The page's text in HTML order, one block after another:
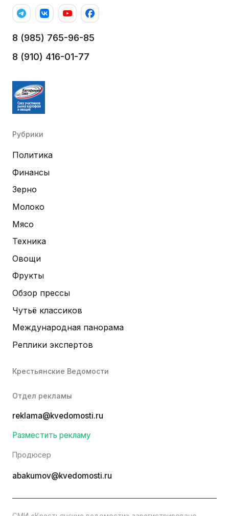
8 (985) 765-96-85
8 (910) 416-01-77
Рубрики
Политика
Финансы
Зерно
Молоко
Мясо
Техника
Овощи
Фрукты
Обзор прессы
Чутьё классиков
Международная панорама
Реплики экспертов
Крестьянские Ведомости
Отдел рекламы
reklama@kvedomosti.ru
Разместить рекламу
Продюсер
abakumov@kvedomosti.ru